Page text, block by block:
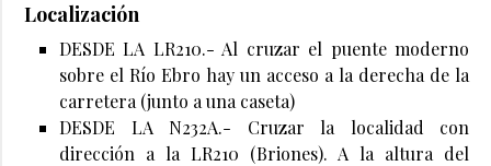
Localización
DESDE LA LR210.- Al cruzar el puente moderno
sobre el Río Ebro hay un acceso a la derecha de la
carretera (junto a una caseta)
DESDE LA N232A.- Cruzar la localidad con
dirección a la LR210 (Briones). A la altura del